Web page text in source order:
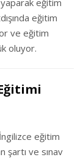
eğitim
eğitim
ve eğitim
oluyor.
eğitim
şartı ve sınav